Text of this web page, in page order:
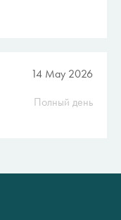
14 May 2026
Полный день